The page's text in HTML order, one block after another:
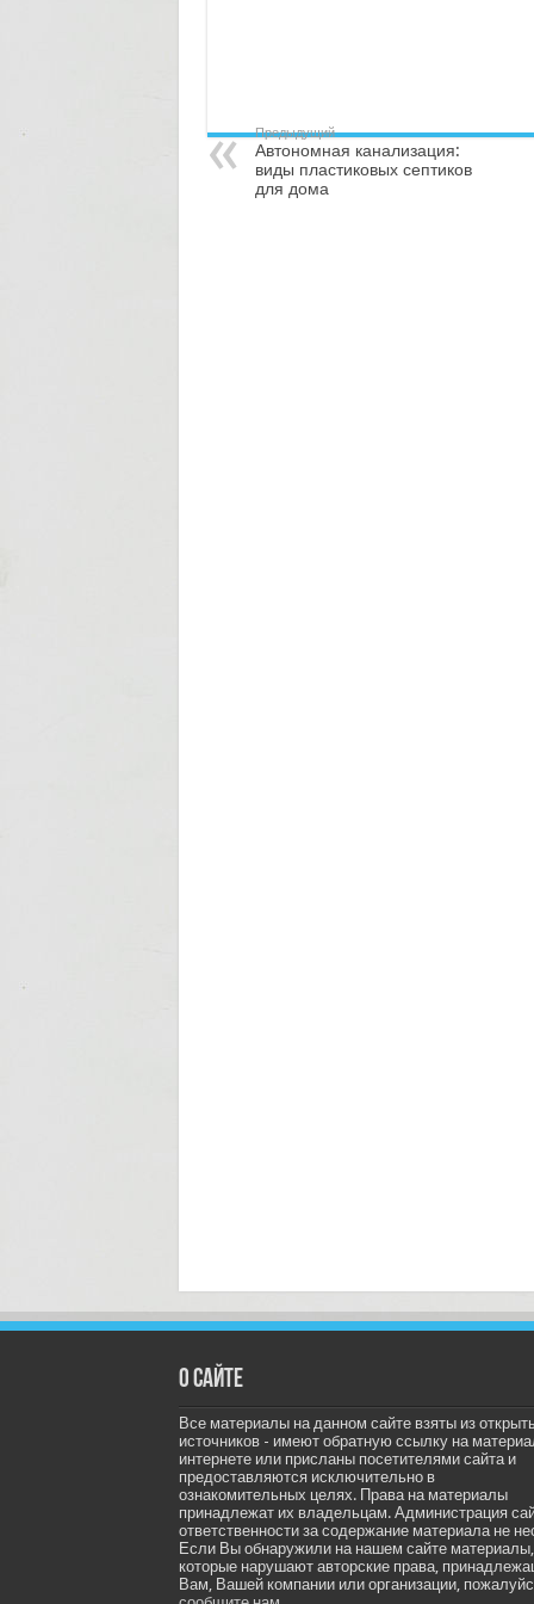
Предыдущий
Автономная канализация:
виды пластиковых септиков
для дома
О сайте
Все материалы на данном сайте взяты из
источников - имеют обратную ссылку на
интернете или присланы посетителями сайта и
предоставляются исключительно в
ознакомительных целях. Права на материалы
принадлежат их владельцам. Администрация
ответственности за содержание материала не
Если Вы обнаружили на нашем сайте материалы,
которые нарушают авторские права,
Вам, Вашей компании или организации,